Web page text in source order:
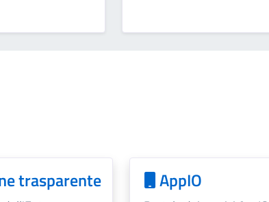
trasparente AppIO